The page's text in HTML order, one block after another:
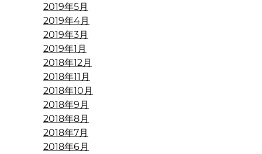
2019年5月
2019年4月
2019年3月
2019年1月
2018年12月
2018年11月
2018年10月
2018年9月
2018年8月
2018年7月
2018年6月